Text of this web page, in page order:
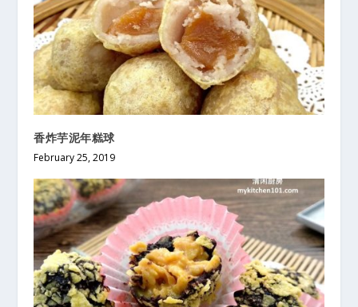
香炸芋泥年糕球
February 25, 2019